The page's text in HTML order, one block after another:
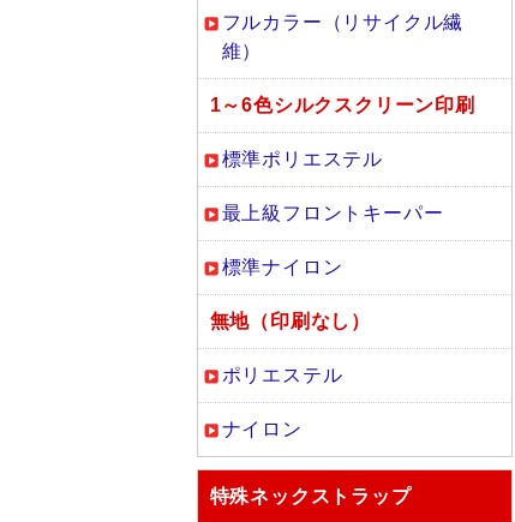
フルカラー（リサイクル繊
維）
1～6色シルクスクリーン印刷
標準ポリエステル
最上級フロントキーパー
標準ナイロン
無地（印刷なし）
ポリエステル
ナイロン
特殊ネックストラップ